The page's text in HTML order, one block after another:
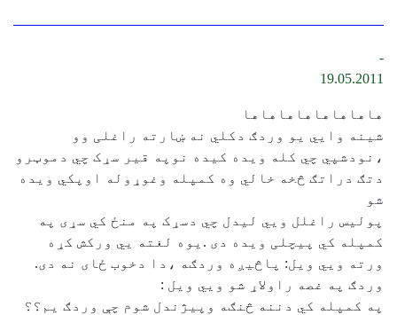
-
19.05.2011
هاهاهاهاهاهاهاها
شینه وايي یو وردګ دکلي نه ښارته راغلی وو
،نودشپي چي کله ویده کیده نوپه قیر سړک چي دموټرو
دتګ دراتګ څخه خالي وه کمپله وغوړوله اوپکي ویده
شو
پولیس راغلل ويي لیدل چي دسړک په منځ کي سړی په
کمپله کي پیچلی ویده دی .یوه لغته یي ورکش کړه
ورته ويي ویل: پاڅیږه وردګه ،دا دخوب ځای نه دی.
وردګ په غصه راولاړ شو ويي ویل :
په کمپله کي دننه څنګه وپیژندل شوم چې وردګ یم؟؟